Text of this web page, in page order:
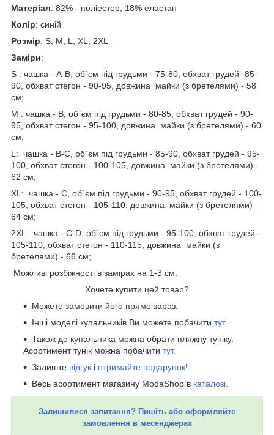
Матеріал: 82% - поліестер, 18% еластан
Колір: синій
Розмір: S, M, L, XL, 2XL
Заміри:
S : чашка - A-B, об`єм під грудьми - 75-80, обхват грудей -85-
90, обхват стегон - 90-95, довжина майки (з бретелями) - 58
см;
M : чашка - В, об`єм під грудьми - 80-85, обхват грудей - 90-
95, обхват стегон - 95-100, довжина майки (з бретелями) - 60
см;
L: чашка - В-С, об`єм під грудьми - 85-90, обхват грудей - 95-
100, обхват стегон - 100-105, довжина майки (з бретелями) -
62 см;
XL: чашка - C, об`єм під грудьми - 90-95, обхват грудей - 100-
105, обхват стегон - 105-110, довжина майки (з бретелями) -
64 см;
2XL: чашка - C-D, об`єм під грудьми - 95-100, обхват грудей -
105-110, обхват стегон - 110-115, довжина майки (з
бретелями) - 66 см;
Можливі розбіжності в замірах на 1-3 см.
Хочете купити цей товар?
Можете замовити його прямо зараз.
Інші моделі купальників Ви можете побачити тут.
Також до купальника можна обрати пляжну туніку.
Асортимент тунік можна побачити тут.
Залиште відгук і отримайте подарунок!
Весь асортимент магазину ModaShop в каталозі.
Залишилися запитання? Пишіть або оформляйте
замовлення в месенджерах